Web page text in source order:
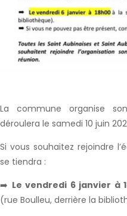
La commune organise
déroulera le samedi 10 juin
Si vous souhaitez rejoindre
se tiendra :
➡️ Le vendredi 6 janvier à
(rue Boulleu, derrière la